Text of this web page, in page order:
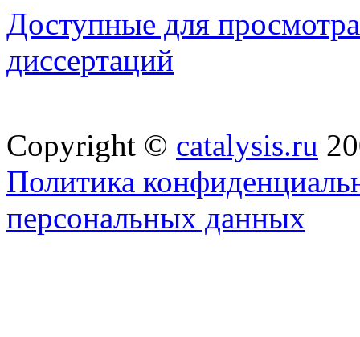
Доступные для
диссертаций
Copyright © catalysis.ru
Политика
персональных данных